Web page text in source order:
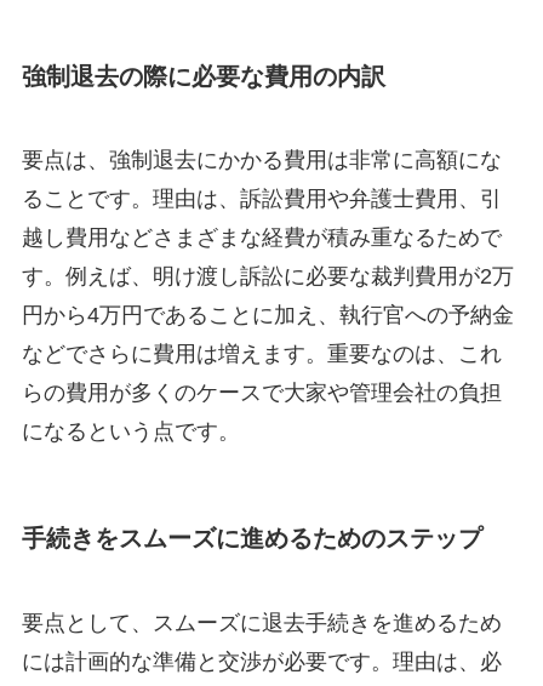
強制退去の際に必要な費用の内訳
要点は、強制退去にかかる費用は非常に高額にな
ることです。理由は、訴訟費用や弁護士費用、引
越し費用などさまざまな経費が積み重なるためで
す。例えば、明け渡し訴訟に必要な裁判費用が2万
円から4万円であることに加え、執行官への予納金
などでさらに費用は増えます。重要なのは、これ
らの費用が多くのケースで大家や管理会社の負担
になるという点です。
手続きをスムーズに進めるためのステップ
要点として、スムーズに退去手続きを進めるため
には計画的な準備と交渉が必要です。理由は、必